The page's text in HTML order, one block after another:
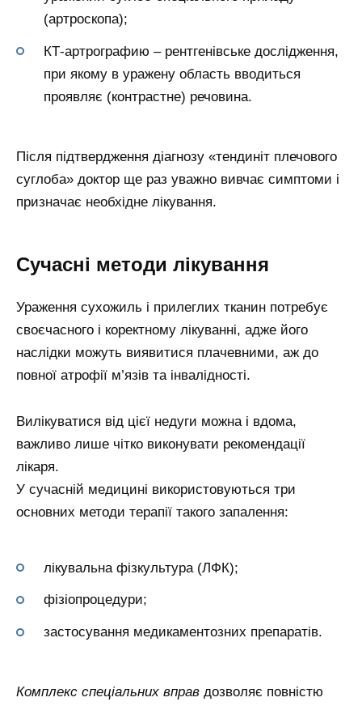
(артроскопа);
КТ-артрографию – рентгенівське дослідження,
при якому в уражену область вводиться
проявляє (контрастне) речовина.
Після підтвердження діагнозу «тендиніт плечового
суглоба» доктор ще раз уважно вивчає симптоми і
призначає необхідне лікування.
Сучасні методи лікування
Ураження сухожиль і прилеглих тканин потребує
своєчасного і коректному лікуванні, адже його
наслідки можуть виявитися плачевними, аж до
повної атрофії м’язів та інвалідності.
Вилікуватися від цієї недуги можна і вдома,
важливо лише чітко виконувати рекомендації
лікаря.
У сучасній медицині використовуються три
основних методи терапії такого запалення:
лікувальна фізкультура (ЛФК);
фізіопроцедури;
застосування медикаментозних препаратів.
Комплекс спеціальних вправ дозволяє повністю